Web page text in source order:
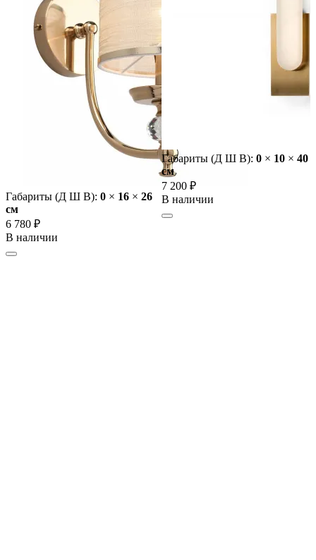
Габариты (Д Ш В): 0 × 16 × 26
cм
6 780 ₽
В наличии
Габариты (Д Ш В): 0 × 10 × 40
cм
7 200 ₽
В наличии